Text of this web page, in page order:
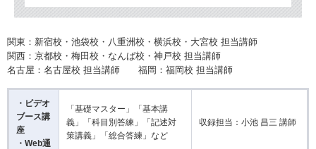
関東：新宿校・池袋校・八重洲校・横浜校・大宮校 担当講師
関西：京都校・梅田校・なんば校・神戸校 担当講師
名古屋：名古屋校 担当講師 福岡：福岡校 担当講師
・ビデオ
ブース講
座
・Web通
「基礎マスター」「基本講
義」「科目別答練」「記述対
策講義」「総合答練」など
収録担当：小池 昌三 講師